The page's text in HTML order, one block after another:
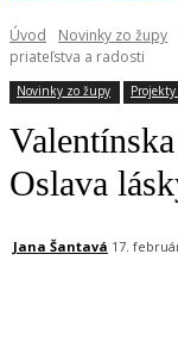
Úvod Novinky zo župy
priateľstva a radosti
Novinky zo župy Projekty
Oslava
Jana Šantavá 17.